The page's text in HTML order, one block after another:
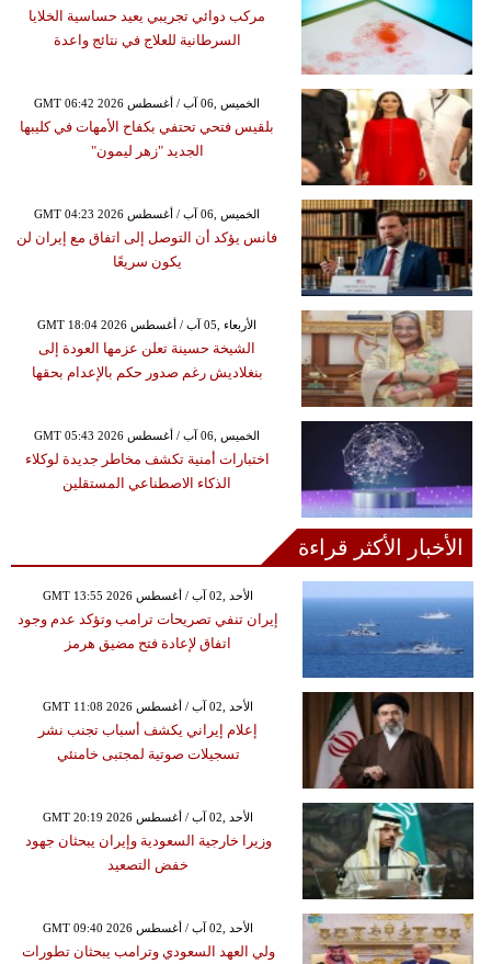
مركب دوائي تجريبي يعيد حساسية الخلايا
السرطانية للعلاج في نتائج واعدة
GMT 06:42 2026 الخميس ,06 آب / أغسطس
بلقيس فتحي تحتفي بكفاح الأمهات في كليبها
الجديد "زهر ليمون"
GMT 04:23 2026 الخميس ,06 آب / أغسطس
فانس يؤكد أن التوصل إلى اتفاق مع إيران لن
يكون سريعًا
GMT 18:04 2026 الأربعاء ,05 آب / أغسطس
الشيخة حسينة تعلن عزمها العودة إلى
بنغلاديش رغم صدور حكم بالإعدام بحقها
GMT 05:43 2026 الخميس ,06 آب / أغسطس
اختبارات أمنية تكشف مخاطر جديدة لوكلاء
الذكاء الاصطناعي المستقلين
الأخبار الأكثر قراءة
GMT 13:55 2026 الأحد ,02 آب / أغسطس
إيران تنفي تصريحات ترامب وتؤكد عدم وجود
اتفاق لإعادة فتح مضيق هرمز
GMT 11:08 2026 الأحد ,02 آب / أغسطس
إعلام إيراني يكشف أسباب تجنب نشر
تسجيلات صوتية لمجتبى خامنئي
GMT 20:19 2026 الأحد ,02 آب / أغسطس
وزيرا خارجية السعودية وإيران يبحثان جهود
خفض التصعيد
GMT 09:40 2026 الأحد ,02 آب / أغسطس
ولي العهد السعودي وترامب يبحثان تطورات